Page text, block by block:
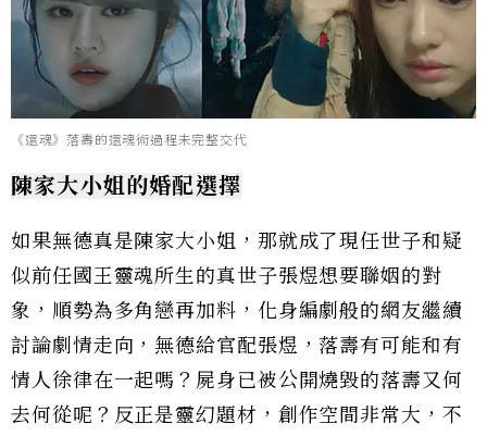
《還魂》落壽的還魂術過程未完整交代
陳家大小姐的婚配選擇
如果無德真是陳家大小姐，那就成了現任世子和疑
似前任國王靈魂所生的真世子張煜想要聯姻的對
象，順勢為多角戀再加料，化身編劇般的網友繼續
討論劇情走向，無德給官配張煜，落壽有可能和有
情人徐律在一起嗎？屍身已被公開燒毀的落壽又何
去何從呢？反正是靈幻題材，創作空間非常大，不